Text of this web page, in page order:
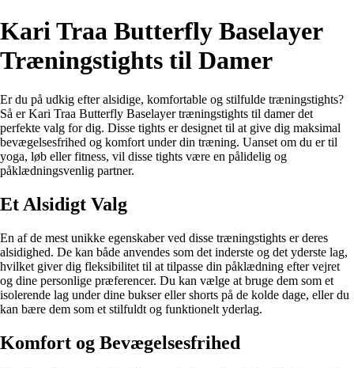
Kari Traa Butterfly Baselayer
Træningstights til Damer
Er du på udkig efter alsidige, komfortable og stilfulde træningstights?
Så er Kari Traa Butterfly Baselayer træningstights til damer det
perfekte valg for dig. Disse tights er designet til at give dig maksimal
bevægelsesfrihed og komfort under din træning. Uanset om du er til
yoga, løb eller fitness, vil disse tights være en pålidelig og
påklædningsvenlig partner.
Et Alsidigt Valg
En af de mest unikke egenskaber ved disse træningstights er deres
alsidighed. De kan både anvendes som det inderste og det yderste lag,
hvilket giver dig fleksibilitet til at tilpasse din påklædning efter vejret
og dine personlige præferencer. Du kan vælge at bruge dem som et
isolerende lag under dine bukser eller shorts på de kolde dage, eller du
kan bære dem som et stilfuldt og funktionelt yderlag.
Komfort og Bevægelsesfrihed